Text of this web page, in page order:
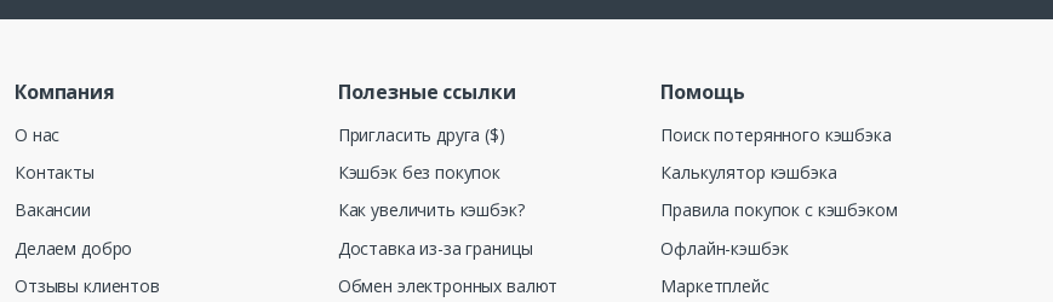
Компания
О нас
Контакты
Вакансии
Делаем добро
Отзывы клиентов
Полезные ссылки
Пригласить друга ($)
Кэшбэк без покупок
Как увеличить кэшбэк?
Доставка из-за границы
Обмен электронных валют
Помощь
Поиск потерянного кэшбэка
Калькулятор кэшбэка
Правила покупок с кэшбэком
Офлайн-кэшбэк
Маркетплейс